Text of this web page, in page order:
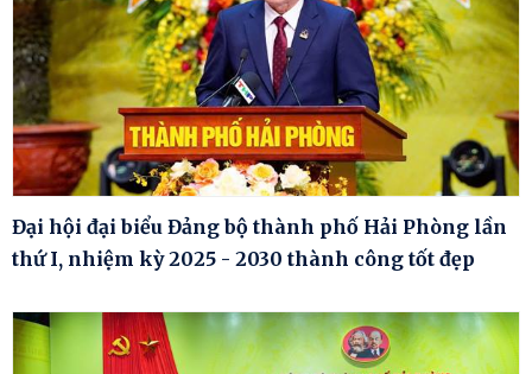
Đại hội đại biểu Đảng bộ thành phố Hải Phòng lần
thứ I, nhiệm kỳ 2025 - 2030 thành công tốt đẹp